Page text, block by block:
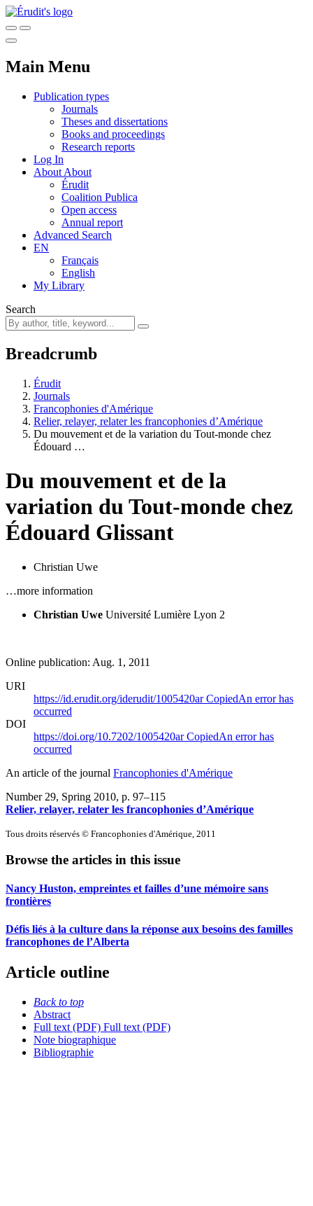
Main Menu
Publication types
Journals
Theses and dissertations
Books and proceedings
Research reports
Log In
About About
Érudit
Coalition Publica
Open access
Annual report
Advanced Search
EN
Français
English
My Library
Search
Breadcrumb
Érudit
Journals
Francophonies d'Amérique
Relier, relayer, relater les francophonies d’Amérique
Du mouvement et de la variation du Tout-monde chez
Édouard …
Du mouvement et de la
variation du Tout-monde chez
Édouard Glissant
Christian Uwe
…more information
Christian Uwe Université Lumière Lyon 2
Online publication: Aug. 1, 2011
URI
https://id.erudit.org/iderudit/1005420arCopiedAn error has
occurred
DOI
https://doi.org/10.7202/1005420arCopiedAn error has
occurred
An article of the journal Francophonies d'Amérique
Number 29, Spring 2010, p. 97–115
Relier, relayer, relater les francophonies d’Amérique
Tous droits réservés © Francophonies d'Amérique, 2011
Browse the articles in this issue
Nancy Huston, empreintes et failles d’une mémoire sans
frontières
Défis liés à la culture dans la réponse aux besoins des familles
francophones de l’Alberta
Article outline
Back to top
Abstract
Full text (PDF) Full text (PDF)
Note biographique
Bibliographie